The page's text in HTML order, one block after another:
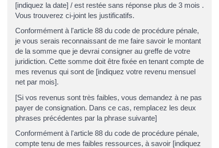
[indiquez la date] / est restée sans réponse plus de 3 mois .
Vous trouverez ci-joint les justificatifs.
Conformément à l'article 88 du code de procédure pénale,
je vous serais reconnaissant de me faire savoir le montant
de la somme que je devrai consigner au greffe de votre
juridiction. Cette somme doit être fixée en tenant compte de
mes revenus qui sont de [indiquez votre revenu mensuel
net par mois].
[Si vos revenus sont très faibles, vous demandez à ne pas
payer de consignation. Dans ce cas, remplacez les deux
phrases précédentes par la phrase suivante]
Conformément à l'article 88 du code de procédure pénale,
compte tenu de mes faibles ressources, à savoir [indiquez